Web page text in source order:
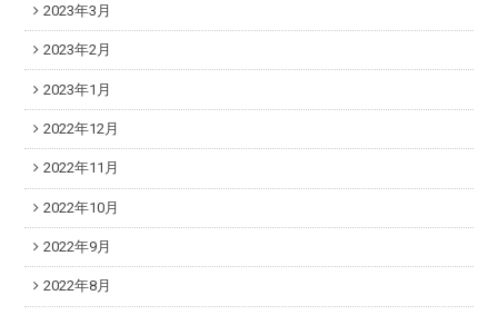
2023年3月
2023年2月
2023年1月
2022年12月
2022年11月
2022年10月
2022年9月
2022年8月